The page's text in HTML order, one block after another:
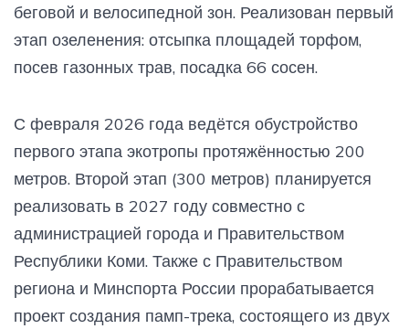
беговой и велосипедной зон. Реализован первый
этап озеленения: отсыпка площадей торфом,
посев газонных трав, посадка 66 сосен.
С февраля 2026 года ведётся обустройство
первого этапа экотропы протяжённостью 200
метров. Второй этап (300 метров) планируется
реализовать в 2027 году совместно с
администрацией города и Правительством
Республики Коми. Также с Правительством
региона и Минспорта России прорабатывается
проект создания памп-трека, состоящего из двух